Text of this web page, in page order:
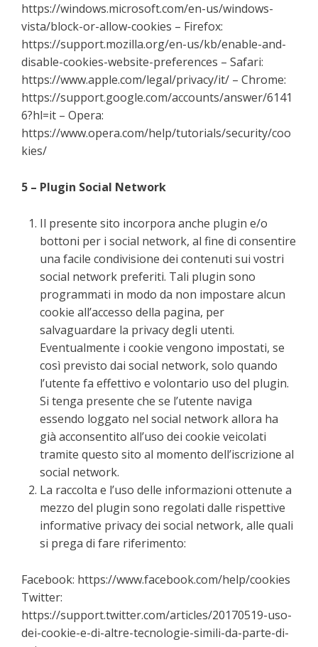
https://windows.microsoft.com/en-us/windows-
vista/block-or-allow-cookies – Firefox:
https://support.mozilla.org/en-us/kb/enable-and-
disable-cookies-website-preferences – Safari:
https://www.apple.com/legal/privacy/it/ – Chrome:
https://support.google.com/accounts/answer/6141
6?hl=it – Opera:
https://www.opera.com/help/tutorials/security/coo
kies/
5 – Plugin Social Network
Il presente sito incorpora anche plugin e/o
bottoni per i social network, al fine di consentire
una facile condivisione dei contenuti sui vostri
social network preferiti. Tali plugin sono
programmati in modo da non impostare alcun
cookie all’accesso della pagina, per
salvaguardare la privacy degli utenti.
Eventualmente i cookie vengono impostati, se
così previsto dai social network, solo quando
l’utente fa effettivo e volontario uso del plugin.
Si tenga presente che se l’utente naviga
essendo loggato nel social network allora ha
già acconsentito all’uso dei cookie veicolati
tramite questo sito al momento dell’iscrizione al
social network.
La raccolta e l’uso delle informazioni ottenute a
mezzo del plugin sono regolati dalle rispettive
informative privacy dei social network, alle quali
si prega di fare riferimento:
Facebook: https://www.facebook.com/help/cookies
Twitter:
https://support.twitter.com/articles/20170519-uso-
dei-cookie-e-di-altre-tecnologie-simili-da-parte-di-